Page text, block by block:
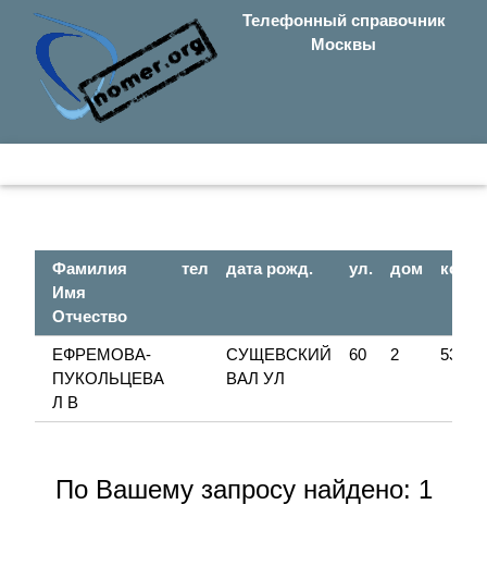
Телефонный справочник
Москвы
Фамилия
Имя
Отчество
тел дата рожд. ул. дом корп
ЕФРЕМОВА-
ПУКОЛЬЦЕВА
Л В
СУЩЕВСКИЙ
ВАЛ УЛ
60 2 53
По Вашему запросу найдено: 1